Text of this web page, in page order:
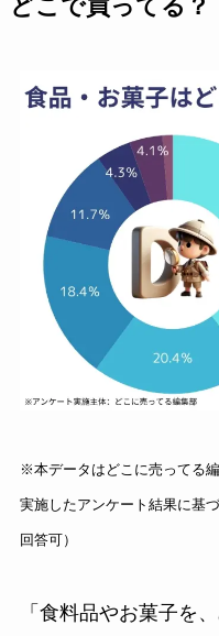
どこで買ってる？
※本データはどこに売ってる
実施したアンケート結果に基
回答可）
「食料品やお菓子を